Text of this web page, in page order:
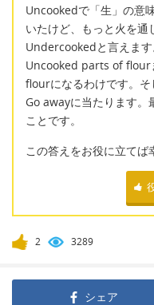
Uncookedで「生」の意
いたけど、もっと火を通
Undercookedと言えま
Uncooked parts of
flourになるわけです。
Go awayに当たります。
ことです。
この答えをお役に立てば
2 3289
シェア